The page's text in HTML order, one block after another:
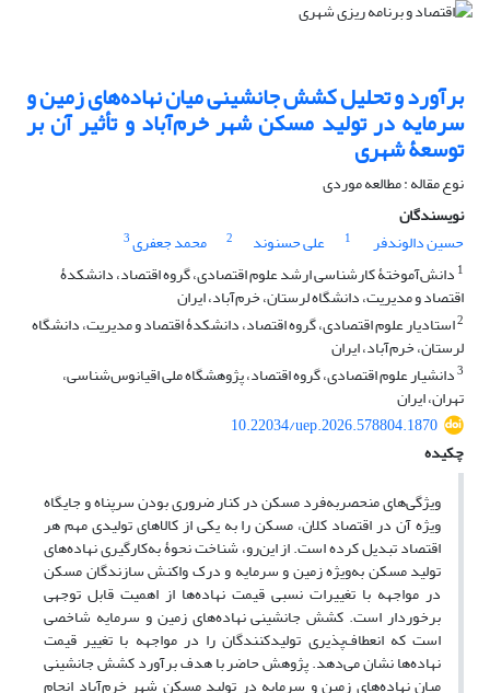
برآورد و تحلیل کشش جانشینی میان نهاده‌های زمین و
سرمایه در تولید مسکن شهر خرم‌آباد و تأثیر آن بر
توسعۀ شهری
نوع مقاله : مطالعه موردی
نویسندگان
حسین دالوندفر
1 علی حسنوند 2 محمد جعفری3
1 دانش‌آموختۀ کارشناسی ارشد علوم اقتصادی، گروه اقتصاد، دانشکدۀ
اقتصاد و مدیریت، دانشگاه لرستان، خرم‌آباد، ایران‌
2استادیار علوم اقتصادی، گروه اقتصاد، دانشکدۀ اقتصاد و مدیریت، دانشگاه
لرستان، خرم‌آباد، ایران
3دانشیار علوم اقتصادی، گروه اقتصاد، پژوهشگاه ملی اقیانوس‌شناسی،
تهران، ایران
10.22034/uep.2026.578804.1870
چکیده
ویژگی‌های منحصربه‌فرد مسکن در کنار ضروری بودن سرپناه و جایگاه
ویژه آن در اقتصاد کلان، مسکن را به یکی از کالاهای تولیدی مهم هر
اقتصاد تبدیل کرده است. از این‌رو، شناخت نحوۀ به‌کارگیری نهاده‌های
تولید مسکن به‌ویژه زمین و سرمایه و درک واکنش سازندگان مسکن
در مواجهه با تغییرات نسبی قیمت نهاده‌ها از اهمیت قابل توجهی
برخوردار است. کشش جانشینی نهاده‌های زمین و سرمایه شاخصی
است که انعطاف‌پذیری تولیدکنندگان را در مواجهه با تغییر قیمت
نهاده‌ها نشان می‌‌دهد. پژوهش حاضر با هدف برآورد کشش جانشینی
میان نهاده‌های زمین و سرمایه در تولید مسکن شهر خرم‌آباد انجام